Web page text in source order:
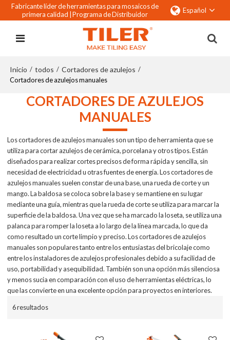
Fabricante líder de herramientas para mosaicos de
primera calidad | Programa de Distribuidor Español
Inicio / todos / Cortadores de azulejos /
Cortadores de azulejos manuales
CORTADORES DE AZULEJOS
MANUALES
Los cortadores de azulejos manuales son un tipo de herramienta que se
utiliza para cortar azulejos de cerámica, porcelana y otros tipos. Están
diseñados para realizar cortes precisos de forma rápida y sencilla, sin
necesidad de electricidad u otras fuentes de energía. Los cortadores de
azulejos manuales suelen constar de una base, una rueda de corte y un
mango. La baldosa se coloca sobre la base y se mantiene en su lugar
mediante una guía, mientras que la rueda de corte se utiliza para marcar la
superficie de la baldosa. Una vez que se ha marcado la loseta, se utiliza una
palanca para romper la loseta a lo largo de la línea marcada, lo que da
como resultado un corte limpio y preciso. Los cortadores de azulejos
manuales son populares tanto entre los entusiastas del bricolaje como
entre los instaladores de azulejos profesionales debido a su facilidad de
uso, portabilidad y asequibilidad. También son una opción más silenciosa
y menos sucia en comparación con el uso de herramientas eléctricas, lo
que las convierte en una excelente opción para proyectos en interiores.
6 resultados